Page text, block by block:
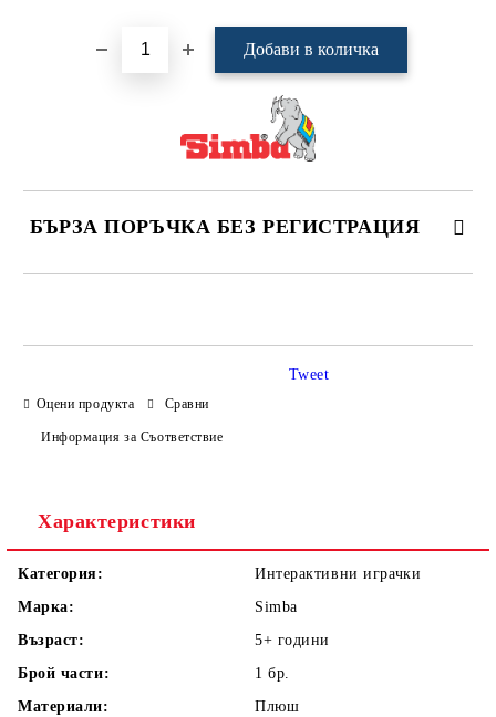
БЪРЗА ПОРЪЧКА БЕЗ РЕГИСТРАЦИЯ
Оцени продукта Сравни
Информация за Съответствие
Tweet
Характеристики
Категория:
Интерактивни играчки
Марка:
Simba
Възраст:
5+ години
Брой части:
1бр.
Материали:
Плюш